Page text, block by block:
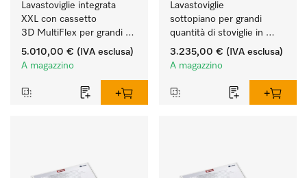
Lavastoviglie integrata
XXL con cassetto
3D MultiFlex per grandi
quantità di stoviglie in
case e cucine di studi,
5.010,00 € (IVA esclusa)
A magazzino
Lavastoviglie
sottopiano per grandi
quantità di stoviglie in
case e cucine di studi,
circoli, uffici.
3.235,00 € (IVA esclusa)
A magazzino